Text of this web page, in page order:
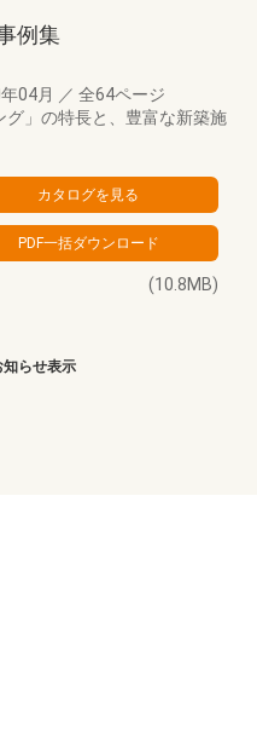
例集
04月 ／ 全64ページ
」の特長と、豊富な新築施
(10.8MB)
知らせ表示